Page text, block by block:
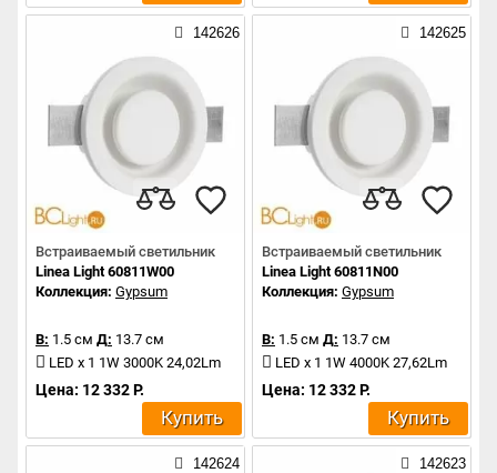
142626
Встраиваемый светильник
Linea Light 60811W00
Коллекция: Gypsum
В: 1.5 см Д: 13.7 см
LED x 1 1W 3000K 24,02Lm
Цена: 12 332 Р.
Купить
142625
Встраиваемый светильник
Linea Light 60811N00
Коллекция: Gypsum
В: 1.5 см Д: 13.7 см
LED x 1 1W 4000K 27,62Lm
Цена: 12 332 Р.
Купить
142624 142623